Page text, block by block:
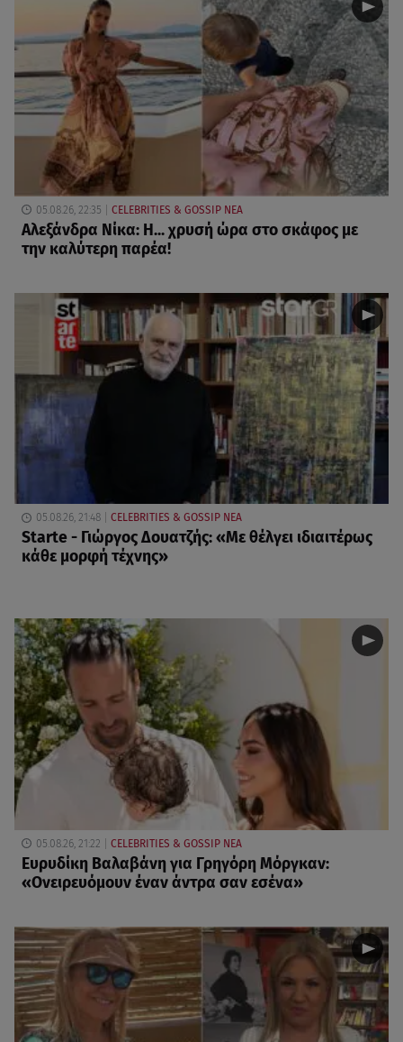
05.08.26, 22:35 CELEBRITIES & GOSSIP ΝΕΑ
Αλεξάνδρα Νίκα: Η... χρυσή ώρα στο σκάφος με
την καλύτερη παρέα!
05.08.26, 21:48 CELEBRITIES & GOSSIP ΝΕΑ
Starte - Γιώργος Δουατζής: «Με θέλγει ιδιαιτέρως
κάθε μορφή τέχνης»
05.08.26, 21:22 CELEBRITIES & GOSSIP ΝΕΑ
Ευρυδίκη Βαλαβάνη για Γρηγόρη Μόργκαν:
«Oνειρευόμουν έναν άντρα σαν εσένα»